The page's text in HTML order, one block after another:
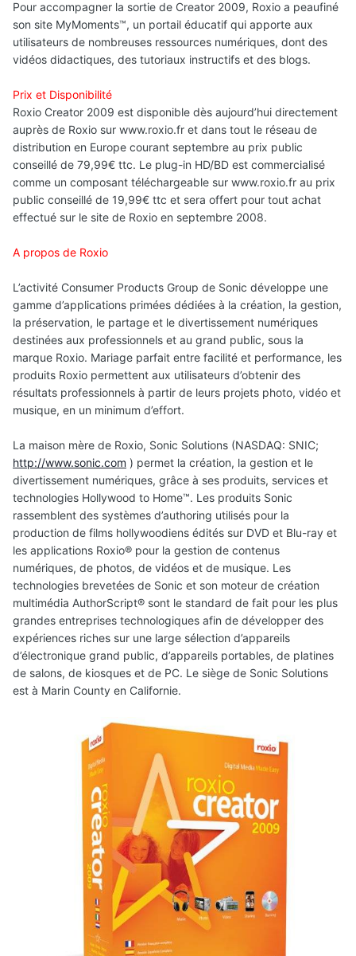
Pour accompagner la sortie de Creator 2009, Roxio a peaufiné
son site MyMoments™, un portail éducatif qui apporte aux
utilisateurs de nombreuses ressources numériques, dont des
vidéos didactiques, des tutoriaux instructifs et des blogs.
Prix et Disponibilité
Roxio Creator 2009 est disponible dès aujourd’hui directement
auprès de Roxio sur www.roxio.fr et dans tout le réseau de
distribution en Europe courant septembre au prix public
conseillé de 79,99€ ttc. Le plug-in HD/BD est commercialisé
comme un composant téléchargeable sur www.roxio.fr au prix
public conseillé de 19,99€ ttc et sera offert pour tout achat
effectué sur le site de Roxio en septembre 2008.
A propos de Roxio
L’activité Consumer Products Group de Sonic développe une
gamme d’applications primées dédiées à la création, la gestion,
la préservation, le partage et le divertissement numériques
destinées aux professionnels et au grand public, sous la
marque Roxio. Mariage parfait entre facilité et performance, les
produits Roxio permettent aux utilisateurs d’obtenir des
résultats professionnels à partir de leurs projets photo, vidéo et
musique, en un minimum d’effort.
La maison mère de Roxio, Sonic Solutions (NASDAQ: SNIC;
http://www.sonic.com ) permet la création, la gestion et le
divertissement numériques, grâce à ses produits, services et
technologies Hollywood to Home™. Les produits Sonic
rassemblent des systèmes d’authoring utilisés pour la
production de films hollywoodiens édités sur DVD et Blu-ray et
les applications Roxio® pour la gestion de contenus
numériques, de photos, de vidéos et de musique. Les
technologies brevetées de Sonic et son moteur de création
multimédia AuthorScript® sont le standard de fait pour les plus
grandes entreprises technologiques afin de développer des
expériences riches sur une large sélection d’appareils
d’électronique grand public, d’appareils portables, de platines
de salons, de kiosques et de PC. Le siège de Sonic Solutions
est à Marin County en Californie.